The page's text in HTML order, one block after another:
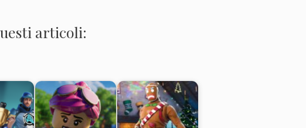
articoli: